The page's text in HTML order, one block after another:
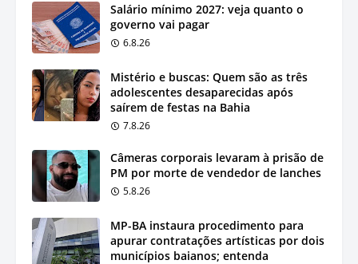
Salário mínimo 2027: veja quanto o
governo vai pagar
6.8.26
Mistério e buscas: Quem são as três
adolescentes desaparecidas após
saírem de festas na Bahia
7.8.26
Câmeras corporais levaram à prisão de
PM por morte de vendedor de lanches
5.8.26
MP-BA instaura procedimento para
apurar contratações artísticas por dois
municípios baianos; entenda